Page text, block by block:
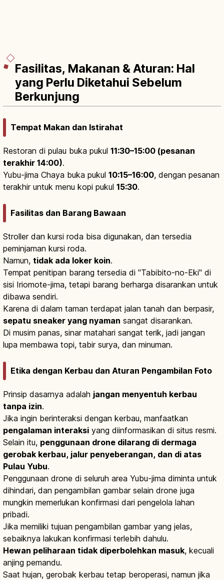
Fasilitas, Makanan & Aturan: Hal
yang Perlu Diketahui Sebelum
Berkunjung
Tempat Makan dan Istirahat
Restoran di pulau buka pukul 11:30–15:00 (pesanan
terakhir 14:00).
Yubu-jima Chaya buka pukul 10:15–16:00, dengan pesanan
terakhir untuk menu kopi pukul 15:30.
Fasilitas dan Barang Bawaan
Stroller dan kursi roda bisa digunakan, dan tersedia
peminjaman kursi roda.
Namun, tidak ada loker koin.
Tempat penitipan barang tersedia di "Tabibito-no-Eki" di
sisi Iriomote-jima, tetapi barang berharga disarankan untuk
dibawa sendiri.
Karena di dalam taman terdapat jalan tanah dan berpasir,
sepatu sneaker yang nyaman sangat disarankan.
Di musim panas, sinar matahari sangat terik, jadi jangan
lupa membawa topi, tabir surya, dan minuman.
Etika dengan Kerbau dan Aturan Pengambilan Foto
Prinsip dasarnya adalah jangan menyentuh kerbau
tanpa izin.
Jika ingin berinteraksi dengan kerbau, manfaatkan
pengalaman interaksi yang diinformasikan di situs resmi.
Selain itu, penggunaan drone dilarang di dermaga
gerobak kerbau, jalur penyeberangan, dan di atas
Pulau Yubu.
Penggunaan drone di seluruh area Yubu-jima diminta untuk
dihindari, dan pengambilan gambar selain drone juga
mungkin memerlukan konfirmasi dari pengelola lahan
pribadi.
Jika memiliki tujuan pengambilan gambar yang jelas,
sebaiknya lakukan konfirmasi terlebih dahulu.
Hewan peliharaan tidak diperbolehkan masuk, kecuali
anjing pemandu.
Saat hujan, gerobak kerbau tetap beroperasi, namun jika